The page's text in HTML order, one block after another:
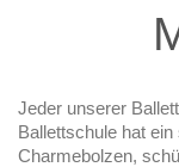
Jeder unserer
Ballettschule hat
Charmebolzen,